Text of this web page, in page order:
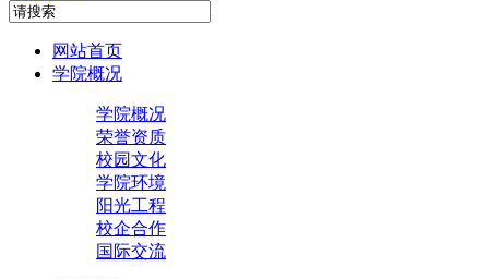
网站首页
学院概况
学院概况
荣誉资质
校园文化
学院环境
阳光工程
校企合作
国际交流